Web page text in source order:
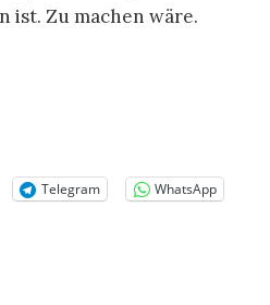
ist. Zu machen wäre.
Telegram WhatsApp